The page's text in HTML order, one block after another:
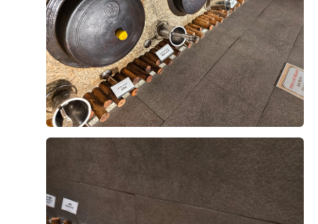
건물 자체도 마음에 들었어요. 웨딩 전용 단독 빌딩이라
다른 용도 시설 없이 웨딩에만 집중할 수 있는 환경이라
는 점이 확실히 다르더라구요. 지하 B1~B8, 지상 11층
규모에 하객용 엘리베이터만 7~8대, 신랑신부 혼주용은
따로 있어서 동선도 잘 짜여 있었고요. 특히 층마다 홀과
전용 연회장이 하나씩 배치되어 있어서 다른 예식 하객들
과 동선이 섞이지 않고 프라이빗하게 진행할 수 있다는
점이 큰 장점이라고 느꼈어요.
층 구성도 마음에 들었어요. 1층 예약실·미용실·드레스
샵, 3~5층 연회장, 10층 폐백실·스튜디오, 11층 폐백실·
정산실·행정실로 되어 있어서 스드메를 정말 원큐에 해결
할 수 있는 구조였거든요.
9층 아모르홀로 계약했습니다!
밝은홀파라 그리너리 하고 초록초록 완전 밝은
홀들만 보러다녔다가 위더스에도 밝은홀 있다는걸 알게
되어 투어 다녀왔다 당일 계약까지 하고 왔습니당! 이유
는 홀이 너무 이뻐서에오! 우드우드한 느낌과 초록초록한
느낌 그리고 계약까지 하게 된 가장큰 이유는 엄청 높은
층고였어요! 진짜 실제로 봐야해요,, 사진이랑 보는거랑
에 들었던 점은 신부 입장 하는곳이 따로 있는거였어요!
저는 문뒤에서 기다리는게 싫었더든요ㅠㅠ 그런 저한테
딱인곳이였구요! 그 전에 본 식장을 해야겠다고 생각하고
큰 기대 없이 왔는데 넢은 층고와 예쁜홀 납득가능함 금
액 때문에 계약 까지 하게 되었네요 ㅎㅎ
더 보기
+8